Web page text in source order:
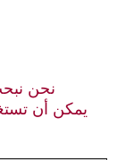
نحن
يمكن أن